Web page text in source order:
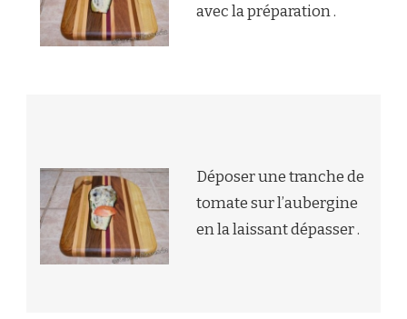
avec la préparation .
Déposer une tranche de
tomate sur l’aubergine
en la laissant dépasser .